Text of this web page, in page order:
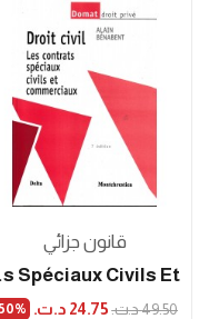
قانون جزائي
Et...
49.50 د.ت.‏ 24.75 د.ت.‏